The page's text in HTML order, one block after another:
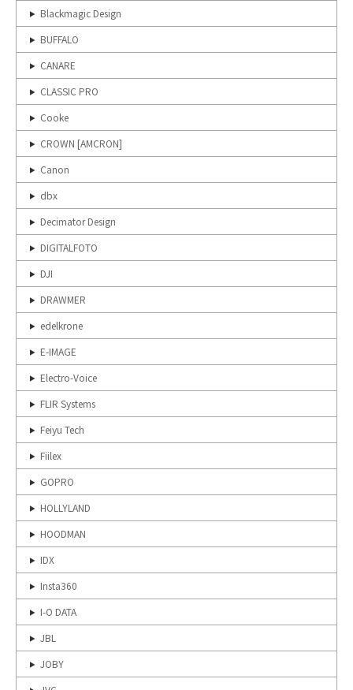
Blackmagic Design
BUFFALO
CANARE
CLASSIC PRO
Cooke
CROWN [AMCRON]
Canon
dbx
Decimator Design
DIGITALFOTO
DJI
DRAWMER
edelkrone
E-IMAGE
Electro-Voice
FLIR Systems
Feiyu Tech
Fiilex
GOPRO
HOLLYLAND
HOODMAN
IDX
Insta360
I-O DATA
JBL
JOBY